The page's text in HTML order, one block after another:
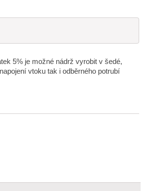
5% je možné nádrž vyrobit v šedé,
vtoku tak i odběrného potrubí